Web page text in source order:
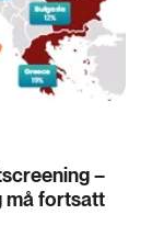
–
må fortsatt